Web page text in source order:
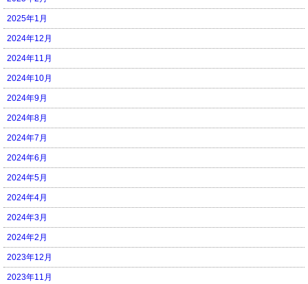
2025年1月
2024年12月
2024年11月
2024年10月
2024年9月
2024年8月
2024年7月
2024年6月
2024年5月
2024年4月
2024年3月
2024年2月
2023年12月
2023年11月